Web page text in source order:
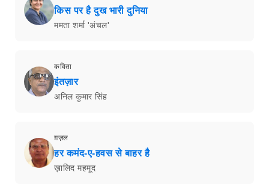
किस पर है दुख भारी दुनिया
ममता शर्मा 'अंचल'
कविता
इंतज़ार
अनिल कुमार सिंह
ग़ज़ल
हर कमंद-ए-हवस से बाहर है
ख़ालिद महमूद